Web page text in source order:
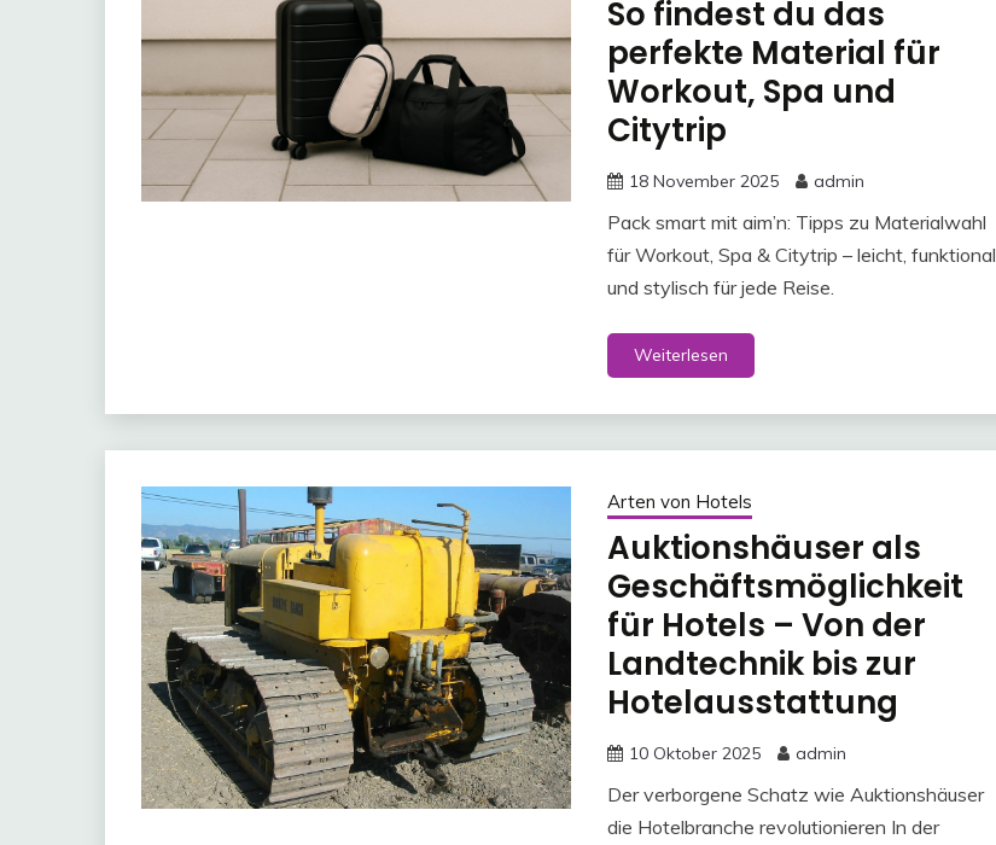
So findest du das
perfekte Material für
Workout, Spa und
Citytrip
18 November 2025 admin
Pack smart mit aim’n: Tipps zu Materialwahl
für Workout, Spa & Citytrip – leicht, funktional
und stylisch für jede Reise.
Weiterlesen
Arten von Hotels
Auktionshäuser als
Geschäftsmöglichkeit
für Hotels – Von der
Landtechnik bis zur
Hotelausstattung
10 Oktober 2025 admin
Der verborgene Schatz wie Auktionshäuser
die Hotelbranche revolutionieren In der